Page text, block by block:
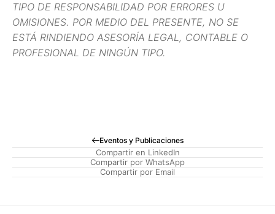
Eventos y Publicaciones
Compartir en LinkedIn
Compartir por WhatsApp
Compartir por Email
TIPO DE RESPONSABILIDAD POR ERRORES U
OMISIONES. POR MEDIO DEL PRESENTE, NO SE
ESTÁ RINDIENDO ASESORÍA LEGAL, CONTABLE O
PROFESIONAL DE NINGÚN TIPO.